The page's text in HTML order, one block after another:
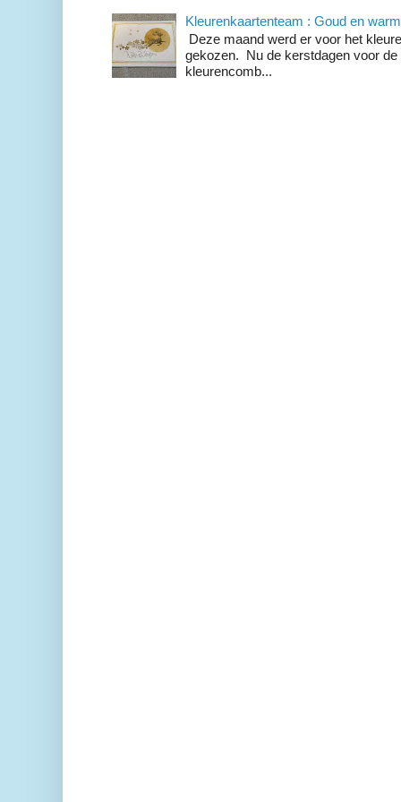
Kleurenkaartenteam : Goud en
Deze maand werd er voor het
gekozen. Nu de kerstdagen voor
kleurencomb...